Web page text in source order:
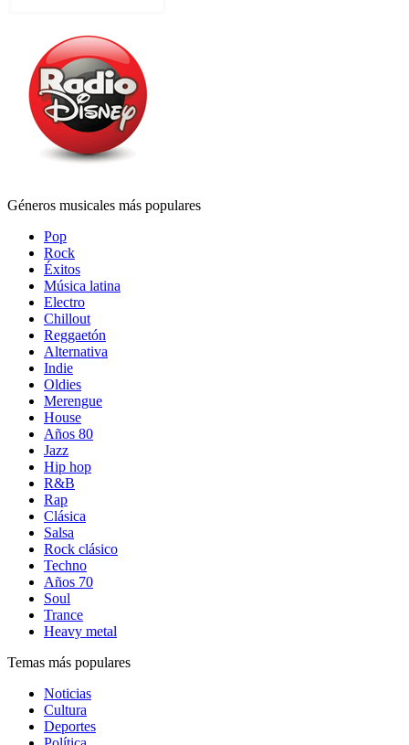
Géneros musicales más populares
Pop
Rock
Éxitos
Música latina
Electro
Chillout
Reggaetón
Alternativa
Indie
Oldies
Merengue
House
Años 80
Jazz
Hip hop
R&B
Rap
Clásica
Salsa
Rock clásico
Techno
Años 70
Soul
Trance
Heavy metal
Temas más populares
Noticias
Cultura
Deportes